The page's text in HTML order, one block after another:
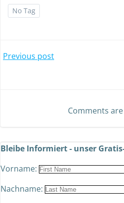
No Tag
Previous post
Comments
Bleibe Informiert - unser
Vorname:
Nachname: